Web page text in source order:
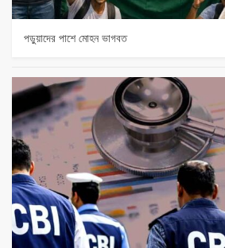
পড়ুয়াদের পাশে মোহন ভাগবত